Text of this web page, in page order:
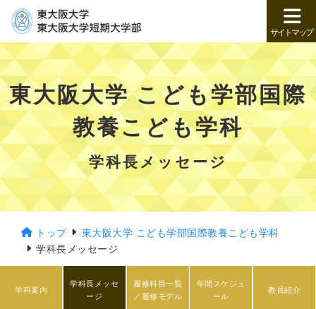
サイトマップ
東大阪大学 こども学部国際
教養こども学科
学科長メッセージ
トップ
東大阪大学 こども学部国際教養こども学科
学科長メッセージ
学科案内
学科長メッセ
ージ
履修科目一覧
／履修モデル
年間スケジュ
ール
教員紹介